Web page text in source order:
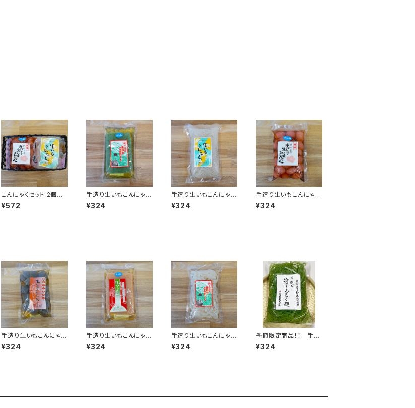
こんにゃくセット 2個入
り
¥572
手造り生いもこんにゃく
青のり入りさしみ 平板
1袋 350g
¥324
手造り生いもこんにゃく
白滝 1袋 300g
¥324
手造り生いもこんにゃく
梅味 小玉さしみ 1袋 25
0g
¥324
手造り生いもこんにゃく
ひじき入り 中玉 1袋 30
0g
¥324
手造り生いもこんにゃく
唐辛子入りさしみ 平板
1袋 350g
¥324
手造り生いもこんにゃく
つきこんにゃく 1袋 300
g
¥324
季節限定商品！！ 手造
り生いもこんにゃく つ
け麺１袋 300ｇ
¥324